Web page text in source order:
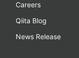
Careers
Qiita Blog
News Release